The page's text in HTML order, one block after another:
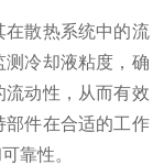
在散热系统中的流
冷却液粘度，确
动性，从而有效
部件在合适的工作
靠性。